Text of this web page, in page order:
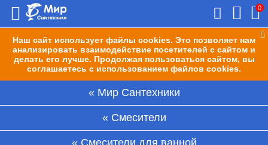
Наш сайт использует файлы cookies. Это позволяет нам
анализировать взаимодействие посетителей с сайтом и
делать его лучше. Продолжая пользоваться сайтом, вы
соглашаетесь с использованием файлов cookies.
0
Мир Сантехники
Смесители
Смесители для ванной